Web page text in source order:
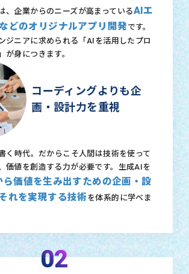
、企業からのニーズが高まっているAIエ
どのオリジナルアプリ開発です。
ジニアに求められる「AIを活用したプロ
が身につきます。
コーディングよりも企
画・設計力を重視
く時代。だからこそ人間は技術を使って
価値を創造する力が必要です。生成AIを
ら価値を生み出すための企画・設
れを実現する技術を体系的に学べま
02